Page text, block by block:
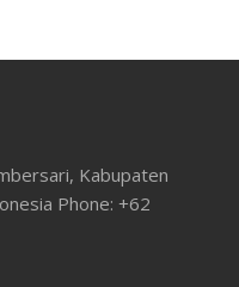
Kabupaten
Phone: +62